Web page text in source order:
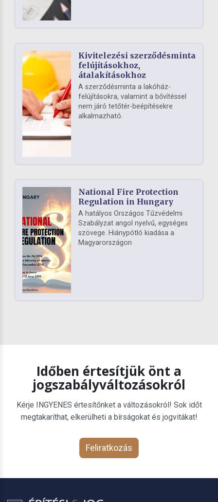
Kivitelezési szerződésminta
felújításokhoz,
átalakításokhoz
A szerződésminta a lakóház-
felújításokra, valamint a bővítéssel
nem járó tetőtér-beépítésekre
alkalmazható.
National Fire Protection
Regulation in Hungary
A hatályos Országos Tűzvédelmi
Szabályzat angol nyelvű, egységes
szövege. Hiánypótló kiadása a
Magyarországon
Időben értesítjük önt a
jogszabályváltozásokról
Kérje INGYENES értesítőnket a változásokról! Sok időt
megtakaríthat, elkerülheti a bírságokat és jogvitákat!
Feliratkozás